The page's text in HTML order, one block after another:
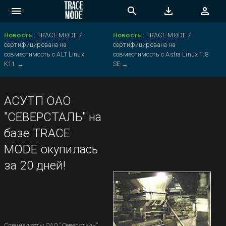
Новость : TRACE MODE 7
сертифицирована на
совместимость с ALT Linux
K11 →
Новость : TRACE MODE 7
сертифицирована на
совместимость с Astra Linux 1.8
SE →
АСУТП ОАО
"СЕВЕРСТАЛЬ" на
базе TRACE
MODE окупилась
за 20 дней!